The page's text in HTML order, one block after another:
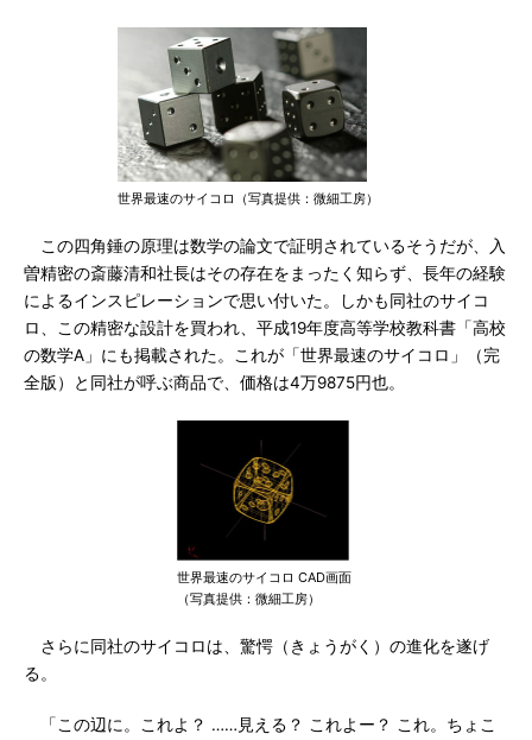
世界最速のサイコロ（写真提供：微細工房）
この四角錘の原理は数学の論文で証明されているそうだが、入
曽精密の斎藤清和社長はその存在をまったく知らず、長年の経験
によるインスピレーションで思い付いた。しかも同社のサイコ
ロ、この精密な設計を買われ、平成19年度高等学校教科書「高校
の数学A」にも掲載された。これが「世界最速のサイコロ」（完
全版）と同社が呼ぶ商品で、価格は4万9875円也。
世界最速のサイコロ CAD画面
（写真提供：微細工房）
さらに同社のサイコロは、驚愕（きょうがく）の進化を遂げ
る。
「この辺に。これよ？ ……見える？ これよー？ これ。ちょこ